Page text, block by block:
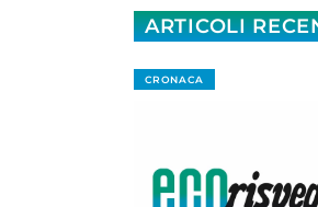
ARTICOLI
CRONACA